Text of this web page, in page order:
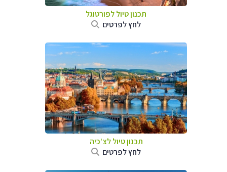
תכנון טיול לפורטוגל
לחץ לפרטים
תכנון טיול לצ'כיה
לחץ לפרטים